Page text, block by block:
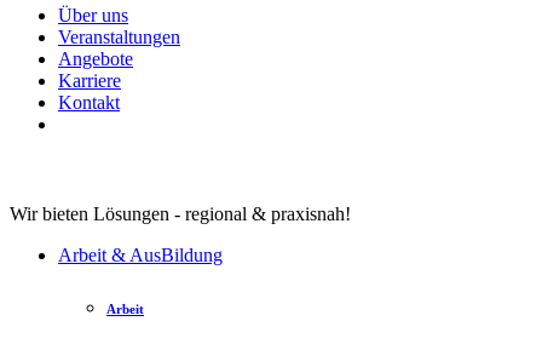
Über uns
Veranstaltungen
Angebote
Karriere
Kontakt
Wir bieten Lösungen - regional & praxisnah!
Arbeit & AusBildung
Arbeit